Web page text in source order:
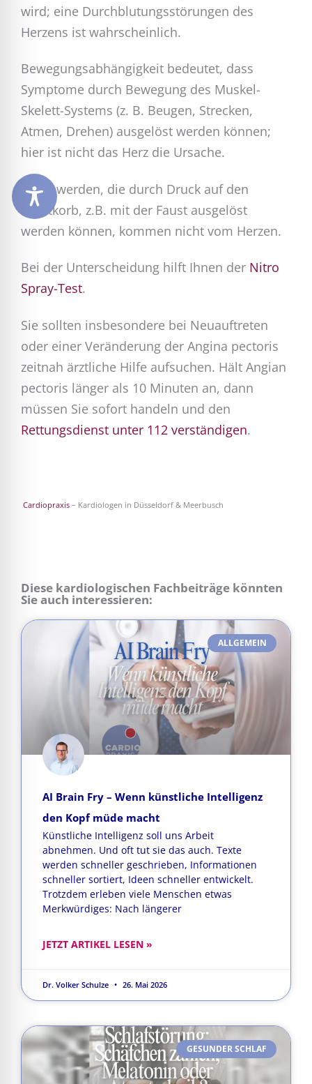
wird; eine Durchblutungsstörungen des
Herzens ist wahrscheinlich.
Bewegungsabhängigkeit bedeutet, dass
Symptome durch Bewegung des Muskel-
Skelett-Systems (z. B. Beugen, Strecken,
Atmen, Drehen) ausgelöst werden können;
hier ist nicht das Herz die Ursache.
Beschwerden, die durch Druck auf den
Brustkorb, z.B. mit der Faust ausgelöst
werden können, kommen nicht vom Herzen.
Bei der Unterscheidung hilft Ihnen der Nitro
Spray-Test.
Sie sollten insbesondere bei Neuauftreten
oder einer Veränderung der Angina pectoris
zeitnah ärztliche Hilfe aufsuchen. Hält Angian
pectoris länger als 10 Minuten an, dann
müssen Sie sofort handeln und den
Rettungsdienst unter 112 verständigen.
Cardiopraxis – Kardiologen in Düsseldorf & Meerbusch
Diese kardiologischen Fachbeiträge könnten
Sie auch interessieren:
ALLGEMEIN
AI Brain Fry – Wenn künstliche Intelligenz
den Kopf müde macht
Künstliche Intelligenz soll uns Arbeit
abnehmen. Und oft tut sie das auch. Texte
werden schneller geschrieben, Informationen
schneller sortiert, Ideen schneller entwickelt.
Trotzdem erleben viele Menschen etwas
Merkwürdiges: Nach längerer
JETZT ARTIKEL LESEN »
Dr. Volker Schulze 26. Mai 2026
GESUNDER SCHLAF